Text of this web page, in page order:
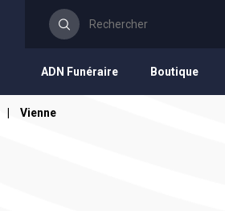
ADN Funéraire Boutique
Vienne